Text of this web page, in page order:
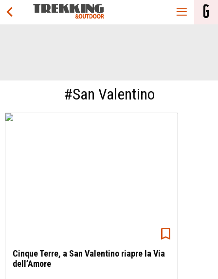
#San Valentino
Cinque Terre, a San Valentino riapre la Via
dell’Amore